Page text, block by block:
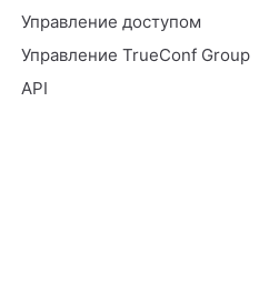
Управление доступом
Управление TrueConf Group
API